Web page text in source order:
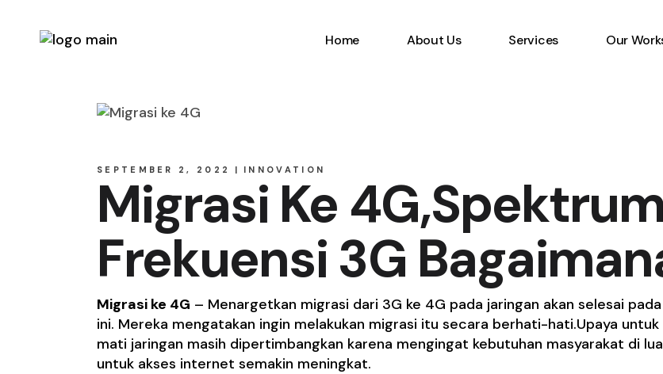
Home About Us Services
Animation Studio
Our
SEPTEMBER 2, 2022 INNOVATION
Migrasi Ke 4G,Spektrum
Frekuensi 3G
Migrasi ke 4G – Menargetkan migrasi dari 3G ke 4G pada jaringan akan selesai
ini. Mereka mengatakan ingin melakukan migrasi itu secara berhati-hati.Upaya
mati jaringan masih dipertimbangkan karena mengingat kebutuhan masyarakat di
untuk akses internet semakin meningkat.